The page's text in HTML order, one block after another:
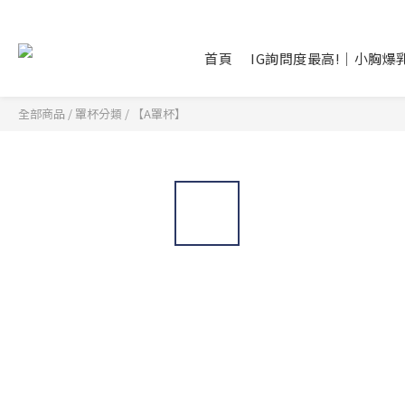
首頁 IG詢問度最高!｜小胸爆
全部商品 / 罩杯分類 / 【A罩杯】